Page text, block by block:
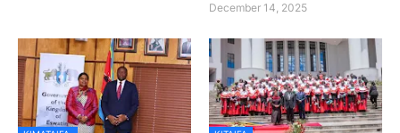
December 14, 2025